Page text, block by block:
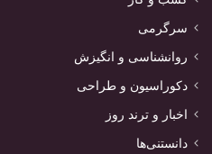
سرگرمی
روانشناسی و انگیزش
دکوراسیون و طراحی
اخبار و ترند روز
دانستنی‌ها